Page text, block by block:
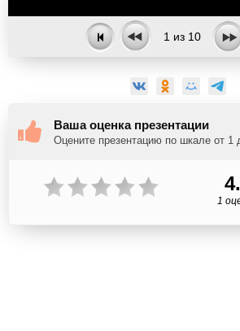
1 из 10
Ваша оценка презентации
Оцените презентацию по шкале от 1
1